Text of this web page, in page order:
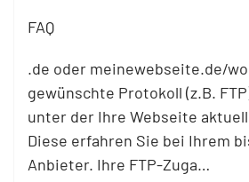
FAQ
.de oder meinewebseite.de/
gewünschte Protokoll (z.B. FTP
unter der Ihre Webseite
Diese erfahren Sie bei Ihrem
Anbieter. Ihre FTP-Zuga…